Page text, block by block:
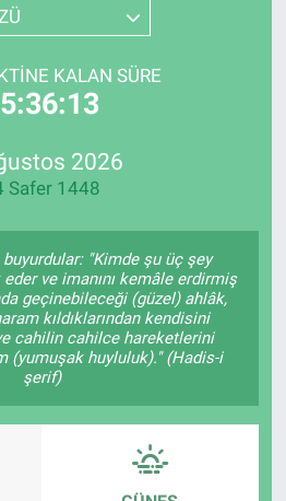
KALAN SÜRE
2026
Safer 1448
"Kimde şu üç şey
ve imanını kemâle erdirmiş
geçinebileceği (güzel) ahlâk,
kıldıklarından kendisini
cahilin cahilce hareketlerini
(yumuşak huyluluk)." (Hadis-i
şerif)